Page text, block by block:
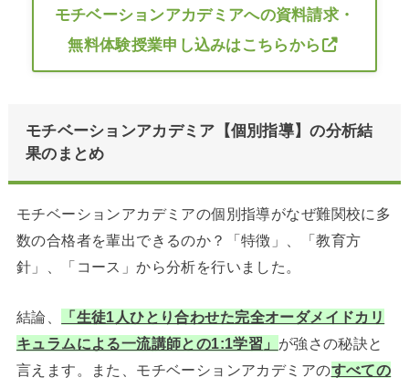
モチベーションアカデミアへの資料請求・
無料体験授業申し込みはこちらから
モチベーションアカデミア【個別指導】の分析結
果のまとめ
モチベーションアカデミアの個別指導がなぜ難関校に多
数の合格者を輩出できるのか？「特徴」、「教育方
針」、「コース」から分析を行いました。
結論、
「生徒1人ひとり合わせた完全オーダメイドカリ
キュラムによる一流講師との1:1学習 」 が強さの秘訣と
言えます。また、モチベーションアカデミアのすべての